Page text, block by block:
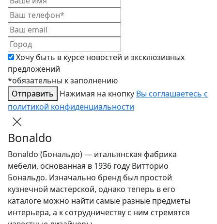
Хочу быть в курсе новостей и эксклюзивных
предложений
*обязательны к заполнению
Отправить
Нажимая на кнопку Вы соглашаетесь с
политикой конфиденциальности
Bonaldo
Bonaldo (Бональдо) — итальянская фабрика
мебели, основанная в 1936 году Витторио
Бональдо. Изначально бренд был простой
кузнечной мастерской, однако теперь в его
каталоге можно найти самые разные предметы
интерьера, а к сотрудничеству с ним стремятся